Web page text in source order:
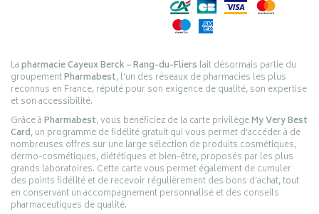
Lapharmacie Cayeux Berck – Rang-du-Fliersfait désormais partie du
groupementPharmabest, l’un des réseaux de pharmacies les plus
reconnus en France, réputé pour son exigence de qualité, son expertise
et son accessibilité.
Grâce àPharmabest, vous bénéficiez de la carte privilègeMy Very Best
Card, un programme de fidélité gratuit qui vous permet d’accéder à de
nombreuses offres sur une large sélection de produits cosmétiques,
dermo-cosmétiques, diététiques et bien-être, proposés par les plus
grands laboratoires. Cette carte vous permet également de cumuler
des points fidélité et de recevoir régulièrement des bons d’achat, tout
en conservant un accompagnement personnalisé et des conseils
pharmaceutiques de qualité.